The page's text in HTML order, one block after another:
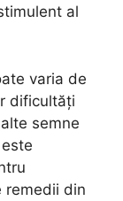
al
varia de
dificultăți
semne
remedii din